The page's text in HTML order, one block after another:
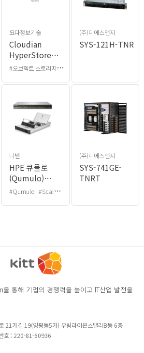
요다정보기술
Cloudian
HyperStore
오브젝트
#
오브젝트 스토리지#S3 API
(주)디에스앤지
SYS-121H-TNR
디쎈
HPE 큐물로
(Qumulo)
스토리지 솔루션
#Qumulo #Scaleout
(주)디에스앤지
SYS-741GE-
TNRT
을 통해 기업의 경쟁력을 높이고 IT산업 발전을
21가길 19(양평동5가) 우림라이온스밸리B동 6층
호 : 220-81-60936